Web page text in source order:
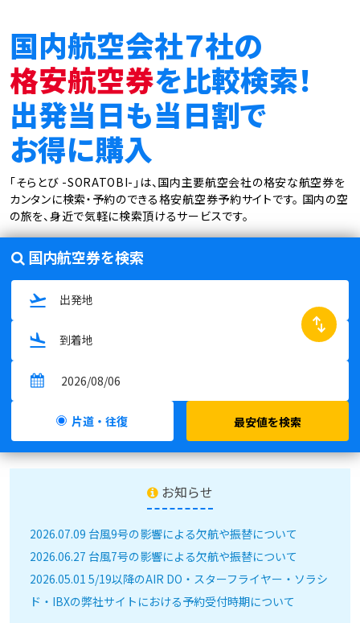
国内航空会社７社の
格安航空券を比較検索！
出発当日も当日割で
お得に購入
「そらとび -SORATOBI-」は、国内主要航空会社の格安な航空券を
カンタンに検索・予約のできる格安航空券予約サイトです。 国内の空
の旅を、身近で気軽に検索頂けるサービスです。
国内航空券を検索
swap_horiz
片道・往復 最安値を検索
お知らせ
2026.07.09 台風9号の影響による欠航や振替について
2026.06.27 台風7号の影響による欠航や振替について
2026.05.01 5/19以降のAIR DO・スターフライヤー・ソラシ
ド・IBXの弊社サイトにおける予約受付時期について